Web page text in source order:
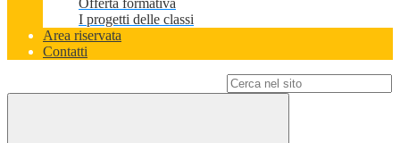
Offerta formativa
I progetti delle classi
Area riservata
Contatti